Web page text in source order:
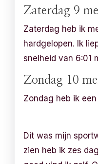
Zaterdag 9
Zaterdag heb ik
hardgelopen. Ik
snelheid van 6:01
Zondag 10
Zondag heb ik
Dit was mijn
zien heb ik zes